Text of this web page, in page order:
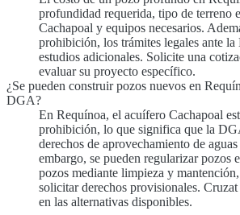
profundidad requerida, tipo de terreno
Cachapoal y equipos necesarios.
prohibición, los trámites legales ante
estudios adicionales. Solicite una
evaluar su proyecto específico.
¿Se pueden construir pozos nuevos en
DGA?
En Requínoa, el acuífero Cachapoal
prohibición, lo que significa que la
derechos de aprovechamiento de
embargo, se pueden regularizar pozos
pozos mediante limpieza y
solicitar derechos provisionales.
en las alternativas disponibles.